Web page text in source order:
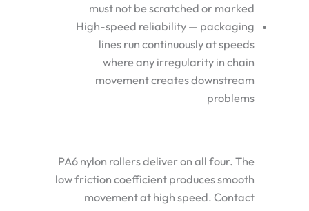
must not be scratched or marked
High-speed reliability — packaging
lines run continuously at speeds
where any irregularity in chain
movement creates downstream
problems
PA6 nylon rollers deliver on all four. The
low friction coefficient produces smooth
movement at high speed. Contact